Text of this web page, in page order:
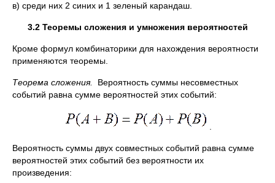
в) среди них 2 синих и 1 зеленый карандаш.
3.2 Теоремы сложения и умножения вероятностей
Кроме формул комбинаторики для нахождения вероятности
применяются теоремы.
Теорема сложения.
Вероятность суммы несовместных
событий равна сумме вероятностей этих событий:
Вероятность суммы двух совместных событий равна сумме
вероятностей этих событий без вероятности их
произведения: